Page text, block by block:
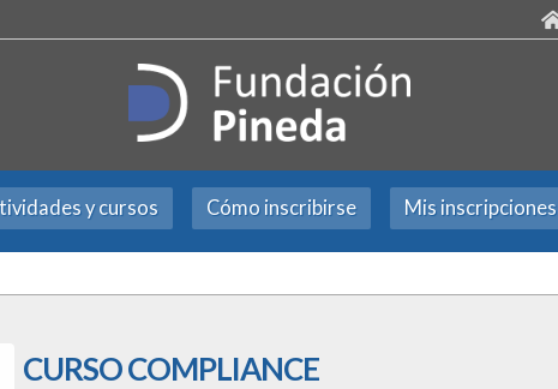
y cursos Cómo inscribirse Mis inscripciones
CURSO COMPLIANCE